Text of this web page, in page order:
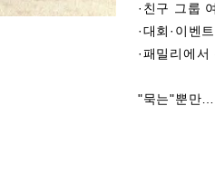
·친구 그룹
·대회·이벤
·패밀리에
"묵는"뿐만